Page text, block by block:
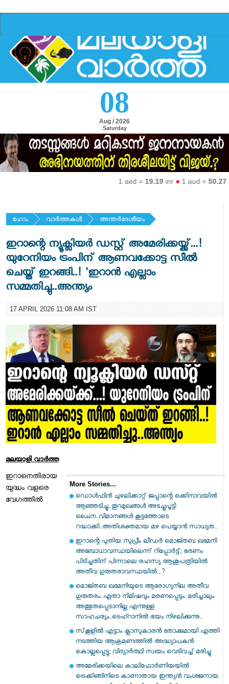
08
Aug / 2026
Saturday
1 aed =19.19inr●1 aud =50.27inr
ഹോം വാര്‍ത്തകള്‍ അന്തര്‍ദേശീയം
ഇറാന്റെ ന്യൂക്ലിയര്‍ ഡസ്റ്റ് അമേരിക്കയ്ക്ക്...!
യുറേനിയം ട്രംപിന് ആണവക്കോട്ട സീൽ
ചെയ്ത് ഇറങ്ങി..! 'ഇറാന്‍ എല്ലാം
സമ്മതിച്ചു..അന്ത്യം
17 APRIL 2026 11:08 AM IST
മലയാളി വാര്‍ത്ത
More Stories...
ഡൊൾഫിൻ ചുഴലിക്കാറ്റ് ജപ്പാന്റെ ഒക്കിനാവയിൽ
ആഞ്ഞടിച്ചു..തുറമുഖങ്ങൾ അടച്ചുപൂട്ടി
ചൈന..വിമാനങ്ങൾ കൂട്ടത്തോടെ
റദ്ധാക്കി..അതിശക്തമായ മഴ പെയ്യാൻ സാധ്യത..
ഇറാന്റെ പുതിയ സുപ്രീം ലീഡർ മൊജ്തബ ഖമേനി
അബോധാവസ്ഥയിലെന്ന് റിപ്പോർട്ട്; ഭരണം
പിടിച്ചതിന് പിന്നാലെ രഹസ്യ ആശുപത്രിയിൽ
അതീവ ഗുരുതരാവസ്ഥയിൽ...?
മൊജ്തബ ഖമേനിയുടെ ആരോഗ്യനില അതീവ
ഗുരുതരം..ഏതാ നിമിഷവും മരണപ്പെടും..മരിച്ചാലും
അത്ഭുതപ്പെടാനില്ല എന്നുള്ള
സാഹചര്യം..ടെഹ്റാനിൽ ഭയം നിഴലിക്കുന്നു..
സ്‌കൂളില്‍ എട്ടാം ക്ലാസുകാരന്‍ തോക്കുമായി എത്തി
നടത്തിയ ആക്രമണത്തില്‍ അദ്ധ്യാപകന്‍
കൊല്ലപ്പെട്ടു; വിദ്യാര്‍ത്ഥി സ്വയം വെടിവച്ച് മരിച്ചു
അമേരിക്കയിലെ കാലിഫോർണിയയിൽ
ട്രെക്കിങ്ങിനിടെ കാണാതായ ഇന്ത്യൻ വംശജനായ
ഇറാനെതിരായ
യുദ്ധം വളരെ
വേഗത്തില്‍